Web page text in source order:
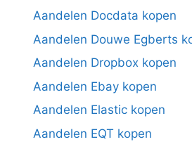
Aandelen Docdata kopen
Aandelen Douwe Egberts
Aandelen Dropbox kopen
Aandelen Ebay kopen
Aandelen Elastic kopen
Aandelen EQT kopen